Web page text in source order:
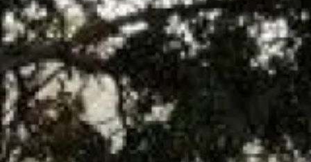
N'hésitez pas à nous contacter afin de convenir d'un rendez-
vous, ou pour plus de renseignements.
Partager :